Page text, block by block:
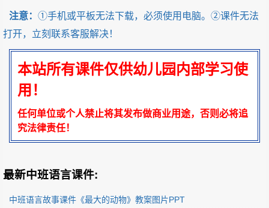
注意： ①手机或平板无法下载，必须使用电脑。②课件无法
打开，立刻联系客服解决！
本站所有课件仅供幼儿园内部学习使
用！
任何单位或个人禁止将其发布做商业用途，否则必将追
究法律责任！
最新中班语言课件:
中班语言故事课件《最大的动物》教案图片PPT